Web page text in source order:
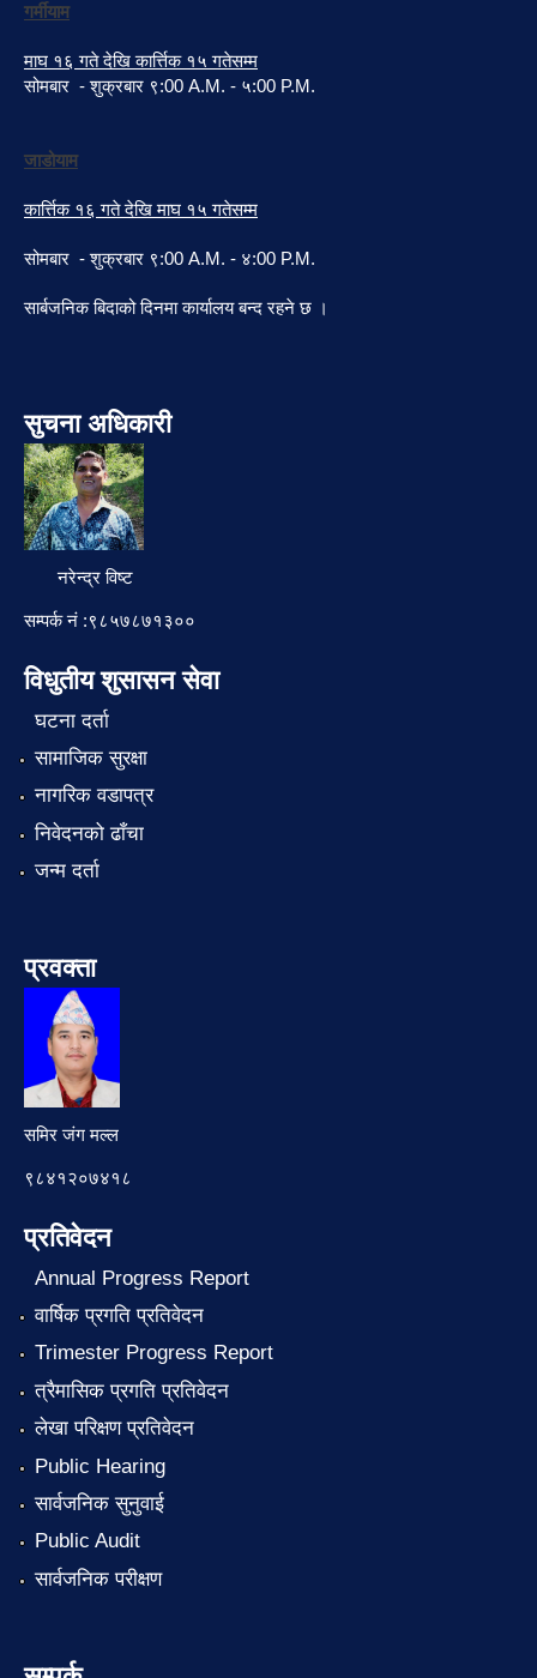
गर्मीयाम
माघ १६ गते देखि कार्त्तिक १५ गतेसम्म
सोमबार - शुक्रबार ९:00 A.M. - ५:00 P.M.
जाडोयाम
कार्त्तिक १६ गते देखि माघ १५ गतेसम्म
सोमबार - शुक्रबार ९:00 A.M. - ४:00 P.M.
सार्बजनिक बिदाको दिनमा कार्यालय बन्द रहने छ ।
सुचना अधिकारी
नरेन्द्र विष्ट
सम्पर्क नं :९८५७८७१३००
विधुतीय शुसासन सेवा
घटना दर्ता
सामाजिक सुरक्षा
नागरिक वडापत्र
निवेदनको ढाँचा
जन्म दर्ता
प्रवक्ता
समिर जंग मल्ल
९८४१२०७४१८
प्रतिवेदन
Annual Progress Report
वार्षिक प्रगति प्रतिवेदन
Trimester Progress Report
त्रैमासिक प्रगति प्रतिवेदन
लेखा परिक्षण प्रतिवेदन
Public Hearing
सार्वजनिक सुनुवाई
Public Audit
सार्वजनिक परीक्षण